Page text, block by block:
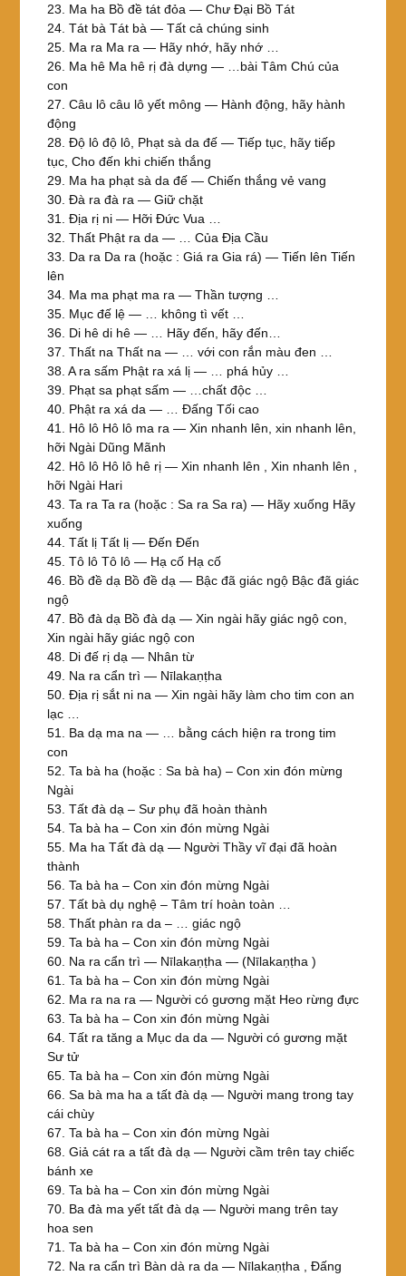
23. Ma ha Bồ đề tát đỏa — Chư Đại Bồ Tát
24. Tát bà Tát bà — Tất cả chúng sinh
25. Ma ra Ma ra — Hãy nhớ, hãy nhớ …
26. Ma hê Ma hê rị đà dựng — …bài Tâm Chú của
con
27. Câu lô câu lô yết mông — Hành động, hãy hành
động
28. Độ lô độ lô, Phạt sà da đế — Tiếp tục, hãy tiếp
tục, Cho đến khi chiến thắng
29. Ma ha phạt sà da đế — Chiến thắng vẻ vang
30. Đà ra đà ra — Giữ chặt
31. Địa rị ni — Hỡi Đức Vua …
32. Thất Phật ra da — … Của Địa Cầu
33. Da ra Da ra (hoặc : Giá ra Gia rá) — Tiến lên Tiến
lên
34. Ma ma phạt ma ra — Thần tượng …
35. Mục đế lệ — … không tì vết …
36. Di hê di hê — … Hãy đến, hãy đến…
37. Thất na Thất na — … với con rắn màu đen …
38. A ra sấm Phật ra xá lị — … phá hủy …
39. Phạt sa phạt sấm — …chất độc …
40. Phật ra xá da — … Đấng Tối cao
41. Hô lô Hô lô ma ra — Xin nhanh lên, xin nhanh lên,
hỡi Ngài Dũng Mãnh
42. Hô lô Hô lô hê rị — Xin nhanh lên , Xin nhanh lên ,
hỡi Ngài Hari
43. Ta ra Ta ra (hoặc : Sa ra Sa ra) — Hãy xuống Hãy
xuống
44. Tất lị Tất lị — Đến Đến
45. Tô lô Tô lô — Hạ cố Hạ cố
46. Bồ đề dạ Bồ đề dạ — Bậc đã giác ngộ Bậc đã giác
ngộ
47. Bồ đà dạ Bồ đà dạ — Xin ngài hãy giác ngộ con,
Xin ngài hãy giác ngộ con
48. Di đế rị dạ — Nhân từ
49. Na ra cẩn trì — Nīlakaṇṭha
50. Địa rị sắt ni na — Xin ngài hãy làm cho tim con an
lạc …
51. Ba dạ ma na — … bằng cách hiện ra trong tim
con
52. Ta bà ha (hoặc : Sa bà ha) – Con xin đón mừng
Ngài
53. Tất đà dạ – Sư phụ đã hoàn thành
54. Ta bà ha – Con xin đón mừng Ngài
55. Ma ha Tất đà dạ — Người Thầy vĩ đại đã hoàn
thành
56. Ta bà ha – Con xin đón mừng Ngài
57. Tất bà dụ nghệ – Tâm trí hoàn toàn …
58. Thất phàn ra da – … giác ngộ
59. Ta bà ha – Con xin đón mừng Ngài
60. Na ra cẩn trì — Nīlakaṇṭha — (Nīlakaṇṭha )
61. Ta bà ha – Con xin đón mừng Ngài
62. Ma ra na ra — Người có gương mặt Heo rừng đực
63. Ta bà ha – Con xin đón mừng Ngài
64. Tất ra tăng a Mục da da — Người có gương mặt
Sư tử
65. Ta bà ha – Con xin đón mừng Ngài
66. Sa bà ma ha a tất đà dạ — Người mang trong tay
cái chùy
67. Ta bà ha – Con xin đón mừng Ngài
68. Giả cát ra a tất đà dạ — Người cầm trên tay chiếc
bánh xe
69. Ta bà ha – Con xin đón mừng Ngài
70. Ba đà ma yết tất đà dạ — Người mang trên tay
hoa sen
71. Ta bà ha – Con xin đón mừng Ngài
72. Na ra cẩn trì Bàn dà ra da — Nīlakaṇṭha , Đấng